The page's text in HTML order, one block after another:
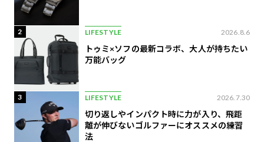
2 LIFESTYLE 2026.8.6
トゥミ×ソフの最新コラボ、大人が持ちたい
万能バッグ
3 LIFESTYLE 2026.7.30
切り返しやインパクト時に力が入り、飛距
離が伸びないゴルファーにオススメの練習
法